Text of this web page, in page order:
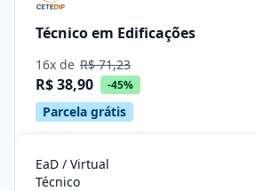
Técnico em Edificações
16x de R$ 71,23
R$ 38,90 -45%
Parcela grátis
EaD / Virtual
Técnico